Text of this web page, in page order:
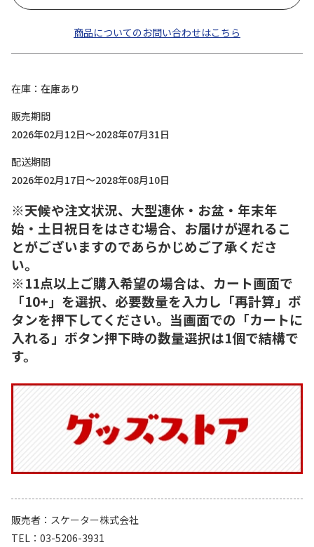
商品についてのお問い合わせはこちら
在庫
在庫あり
販売期間
2026年02月12日～2028年07月31日
配送期間
2026年02月17日～2028年08月10日
※天候や注文状況、大型連休・お盆・年末年
始・土日祝日をはさむ場合、お届けが遅れるこ
とがございますのであらかじめご了承くださ
い。
※11点以上ご購入希望の場合は、カート画面で
「10+」を選択、必要数量を入力し「再計算」ボ
タンを押下してください。当画面での「カートに
入れる」ボタン押下時の数量選択は1個で結構で
す。
販売者
スケーター株式会社
TEL
03-5206-3931